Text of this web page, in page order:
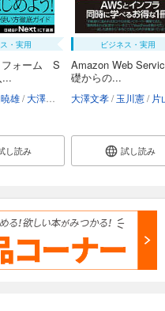
・実用
フォーム S
...
雄 大澤文孝
し読み
ビジネス・実用
Amazon Web
礎からの...
大澤文孝 玉川憲 片山
試し読み